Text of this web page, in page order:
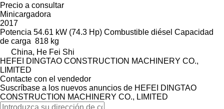
Precio a consultar
Minicargadora
2017
Potencia 54.61 kW (74.3 Hp) Combustible diésel Capacidad
de carga 818 kg
China, He Fei Shi
HEFEI DINGTAO CONSTRUCTION MACHINERY CO.,
LIMITED
Contacte con el vendedor
Suscríbase a los nuevos anuncios de HEFEI DINGTAO
CONSTRUCTION MACHINERY CO., LIMITED